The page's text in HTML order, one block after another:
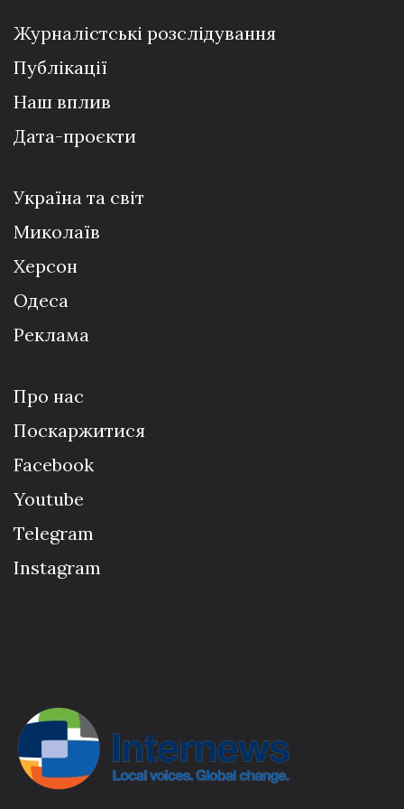
Журналістські розслідування
Публікації
Наш вплив
Дата-проєкти
Україна та світ
Миколаїв
Херсон
Одеса
Реклама
Про нас
Поскаржитися
Facebook
Youtube
Telegram
Instagram